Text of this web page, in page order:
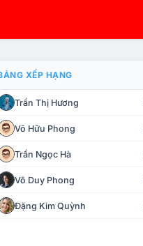
CHẾ TÀI XỬ LÝ VI PHẠM
XẾP HẠNG
Trần Thị Hương
Võ Hữu Phong
Trần Ngọc Hà
Võ Duy Phong
Đặng Kim Quỳnh